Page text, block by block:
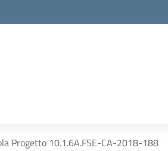
Progetto 10.1.6A.FSE-CA-2018-188